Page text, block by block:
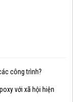
công trình?
với xã hội hiện